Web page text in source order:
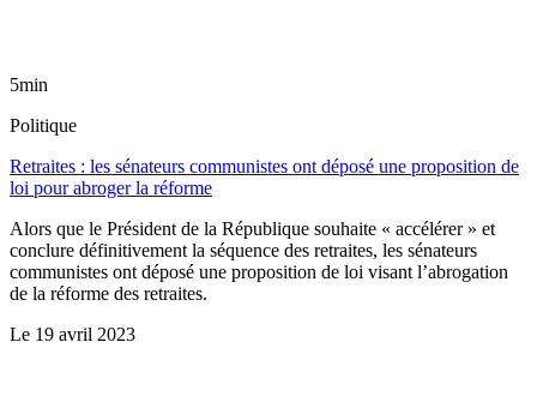
5min
Politique
Retraites : les sénateurs communistes ont déposé une proposition de
loi pour abroger la réforme
Alors que le Président de la République souhaite « accélérer » et
conclure définitivement la séquence des retraites, les sénateurs
communistes ont déposé une proposition de loi visant l’abrogation
de la réforme des retraites.
Le 19 avril 2023